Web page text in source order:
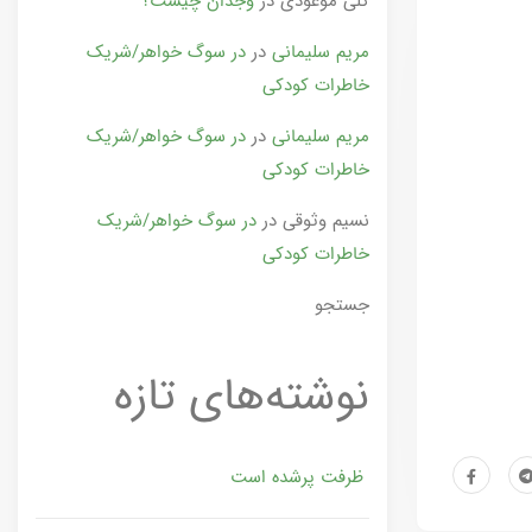
مریم سلیمانی دردر سوگ خواهر/شریک
خاطرات کودکی
مریم سلیمانی دردر سوگ خواهر/شریک
خاطرات کودکی
نسیم وثوقی دردر سوگ خواهر/شریک
خاطرات کودکی
جستجو
نوشته‌های تازه
ظرفت پرشده‌ است